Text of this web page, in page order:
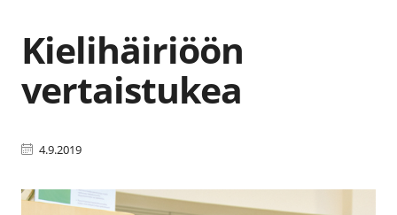
Kielihäiriöön
vertaistukea
4.9.2019